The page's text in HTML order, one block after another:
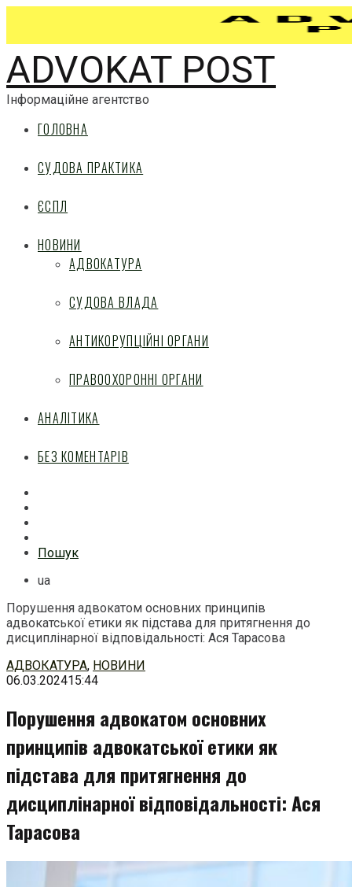
ADVOKAT POST
Інформаційне агентство
ГОЛОВНА
СУДОВА ПРАКТИКА
ЄСПЛ
НОВИНИ
АДВОКАТУРА
СУДОВА ВЛАДА
АНТИКОРУПЦІЙНІ ОРГАНИ
ПРАВООХОРОННІ ОРГАНИ
АНАЛІТИКА
БЕЗ КОМЕНТАРІВ
Пошук
ua
Порушення адвокатом основних принципів
адвокатської етики як підстава для притягнення до
дисциплінарної відповідальності: Ася Тарасова
Перейти
до
АДВОКАТУРА, НОВИНИ
06.03.202415:44
Порушення адвокатом основних
принципів адвокатської етики як
підстава для притягнення до
дисциплінарної відповідальності: Ася
Тарасова